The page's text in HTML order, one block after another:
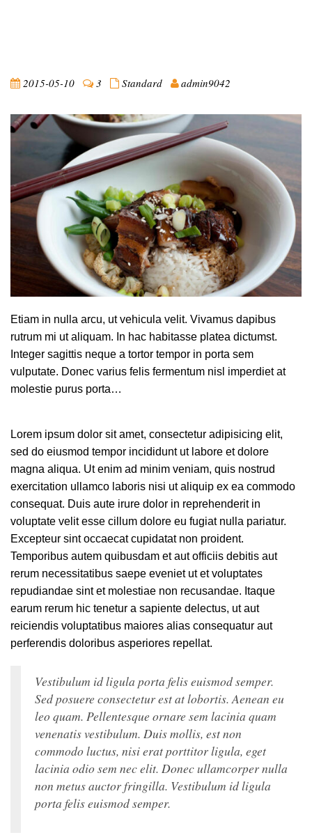
2015-05-10 3 Standard admin9042
Etiam in nulla arcu, ut vehicula velit. Vivamus dapibus
rutrum mi ut aliquam. In hac habitasse platea dictumst.
Integer sagittis neque a tortor tempor in porta sem
vulputate. Donec varius felis fermentum nisl imperdiet at
molestie purus porta…
Lorem ipsum dolor sit amet, consectetur adipisicing elit,
sed do eiusmod tempor incididunt ut labore et dolore
magna aliqua. Ut enim ad minim veniam, quis nostrud
exercitation ullamco laboris nisi ut aliquip ex ea commodo
consequat. Duis aute irure dolor in reprehenderit in
voluptate velit esse cillum dolore eu fugiat nulla pariatur.
Excepteur sint occaecat cupidatat non proident.
Temporibus autem quibusdam et aut officiis debitis aut
rerum necessitatibus saepe eveniet ut et voluptates
repudiandae sint et molestiae non recusandae. Itaque
earum rerum hic tenetur a sapiente delectus, ut aut
reiciendis voluptatibus maiores alias consequatur aut
perferendis doloribus asperiores repellat.
Vestibulum id ligula porta felis euismod semper.
Sed posuere consectetur est at lobortis. Aenean eu
leo quam. Pellentesque ornare sem lacinia quam
venenatis vestibulum. Duis mollis, est non
commodo luctus, nisi erat porttitor ligula, eget
lacinia odio sem nec elit. Donec ullamcorper nulla
non metus auctor fringilla. Vestibulum id ligula
porta felis euismod semper.